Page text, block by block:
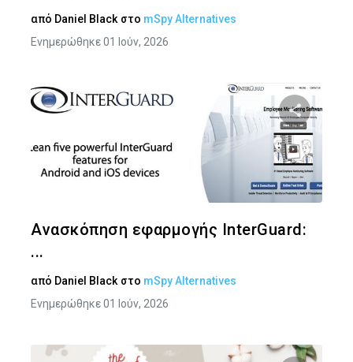
από Daniel Black στο mSpy Alternatives
Ενημερώθηκε 01 Ιούν, 2026
Ανασκόπηση εφαρμογής InterGuard:
...
από Daniel Black στο mSpy Alternatives
Ενημερώθηκε 01 Ιούν, 2026